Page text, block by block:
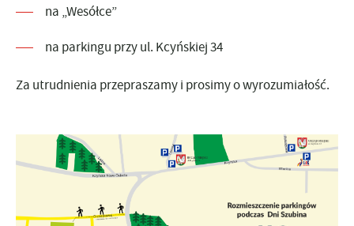
na „Wesółce”
na parkingu przy ul. Kcyńskiej 34
Za utrudnienia przepraszamy i prosimy o wyrozumiałość.